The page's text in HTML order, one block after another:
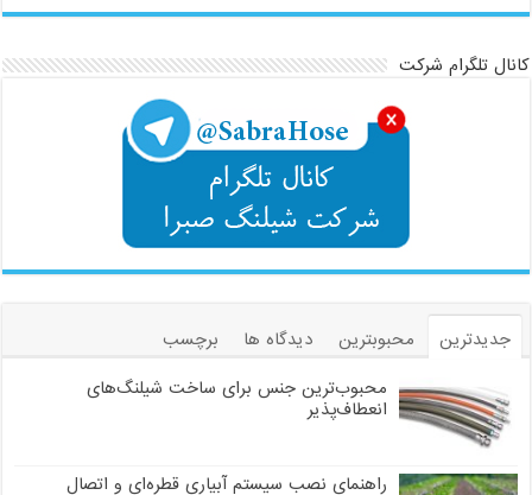
کانال تلگرام شرکت
جدیدترین محبوبترین دیدگاه ها
برچسب
محبوب‌ترین جنس برای ساخت شیلنگ‌های
انعطاف‌پذیر
راهنمای نصب سیستم آبیاری قطره‌ای و اتصال